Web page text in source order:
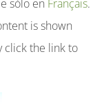
sólo en Français.
is shown
click the link to